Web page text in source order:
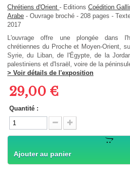
Chrétiens d'Orient - Editions Coédition
Arabe - Ouvrage broché - 208 pages -
2017
L'ouvrage offre une plongée dans
chrétiennes du Proche et Moyen-Orient,
Syrie, du Liban, de l'Égypte, de la
palestiniens et d'Israël, voire de la
> Voir détails de l'exposition
29,00 €
Quantité :
Ajouter au panier